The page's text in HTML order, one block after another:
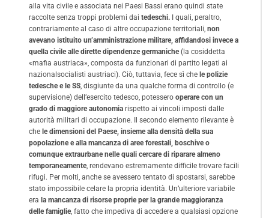
alla vita civile e associata nei Paesi Bassi erano quindi state
raccolte senza troppi problemi dai tedeschi. I quali, peraltro,
contrariamente al caso di altre occupazione territoriali, non
avevano istituito un’amministrazione militare, affidandosi invece a
quella civile alle dirette dipendenze germaniche(la cosiddetta
«mafia austriaca», composta da funzionari di partito legati ai
nazionalsocialisti austriaci). Ciò, tuttavia, fece sì che le polizie
tedesche e le SS, disgiunte da una qualche forma di controllo (e
supervisione) dell’esercito tedesco, potessero operare con un
grado di maggiore autonomia rispetto ai vincoli imposti dalle
autorità militari di occupazione. Il secondo elemento rilevante è
che le dimensioni del Paese, insieme alla densità della sua
popolazione e alla mancanza di aree forestali, boschive o
comunque extraurbane nelle quali cercare di riparare almeno
temporaneamente, rendevano estremamente difficile trovare facili
rifugi. Per molti, anche se avessero tentato di spostarsi, sarebbe
stato impossibile celare la propria identità. Un’ulteriore variabile
era la mancanza di risorse proprie per la grande maggioranza
delle famiglie, fatto che impediva di accedere a qualsiasi opzione